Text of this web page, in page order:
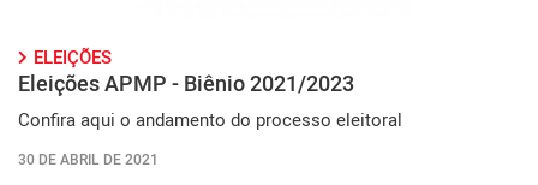
ELEIÇÕES
Eleições APMP - Biênio 2021/2023
Confira aqui o andamento do processo eleitoral
30 DE ABRIL DE 2021